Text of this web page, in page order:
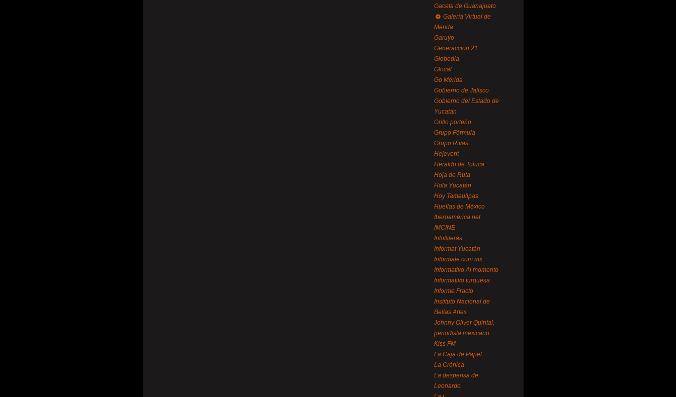
Gaceta de Guanajuato
Galería Virtual de
Mérida
Garuyo
Generaccion 21
Globedia
Glocal
Go Mérida
Gobierno de Jalisco
Gobierno del Estado de
Yucatán
Grillo porteño
Grupo Fórmula
Grupo Rivas
Hejevent
Heraldo de Toluca
Hoja de Ruta
Hola Yucatán
Hoy Tamaulipas
Huellas de México
Iberoamérica.net
IMCINE
Infolliteras
Informat Yucatán
Infórmate.com.mx
Informativo Al momento
Informativo turquesa
Informe Fracto
Instituto Nacional de
Bellas Artes
Johnny Oliver Quintal,
periodista mexicano
Kiss FM
La Caja de Papel
La Crónica
La despensa de
Leonardo